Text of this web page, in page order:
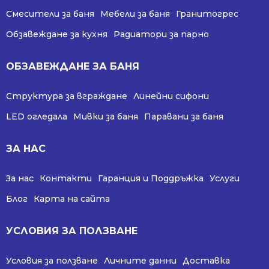
Смесители за баня Мебели за баня
Гранитогрес
Обзавеждане за кухня
Радиатори за парно
ОБЗАВЕЖДАНЕ ЗА БАНЯ
Структура за вграждане
Линейни сифони
LED огледала
Мивки за баня Паравани за баня
ЗА НАС
За нас Контакти Гаранция и Поддръжка
Услуги
Блог
Карта на сайта
УСЛОВИЯ ЗА ПОЛЗВАНЕ
Условия за ползване Личните данни Доставка